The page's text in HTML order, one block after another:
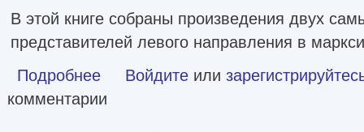
В этой книге собраны произведения двух
представителей левого направления в
Подробнее о Слева от Маркса. Учение о гегемонии [litres]
Войдите или
комментарии